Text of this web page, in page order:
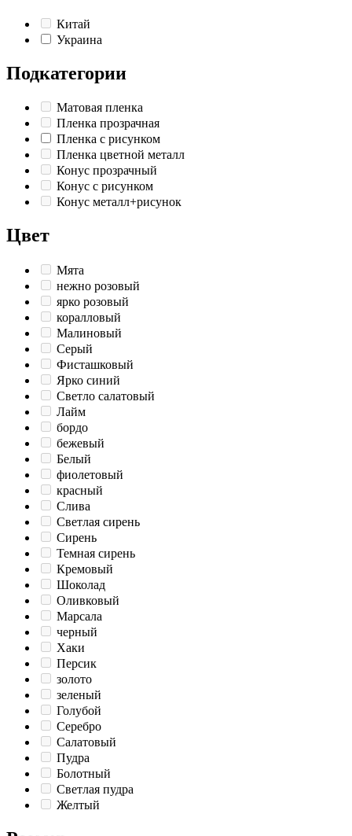
Китай
Украина
Подкатегории
Матовая пленка
Пленка прозрачная
Пленка с рисунком
Пленка цветной металл
Конус прозрачный
Конус с рисунком
Конус металл+рисунок
Цвет
Мята
нежно розовый
ярко розовый
коралловый
Малиновый
Серый
Фисташковый
Ярко синий
Светло салатовый
Лайм
бордо
бежевый
Белый
фиолетовый
красный
Слива
Светлая сирень
Сирень
Темная сирень
Кремовый
Шоколад
Оливковый
Марсала
черный
Хаки
Персик
золото
зеленый
Голубой
Серебро
Салатовый
Пудра
Болотный
Светлая пудра
Желтый